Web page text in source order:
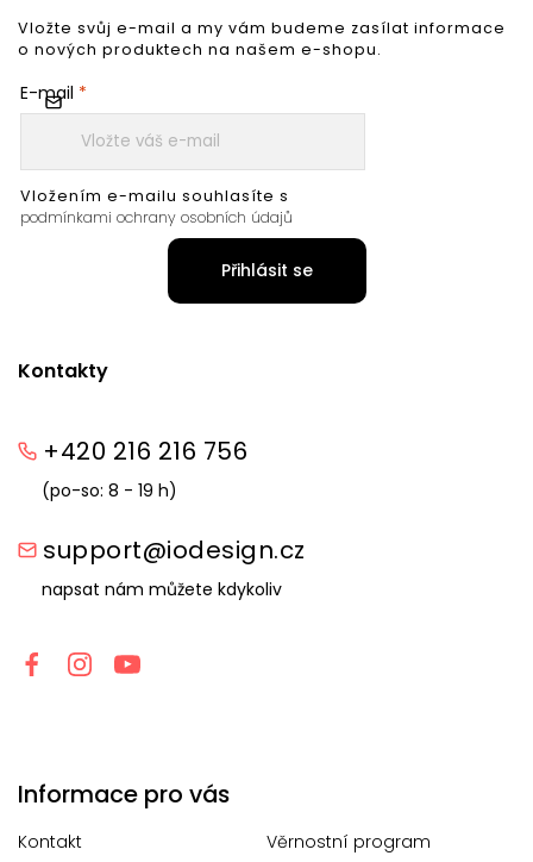
Kontakty
+420 216 216 756
(po-so: 8 - 19 h)
support@iodesign.cz
napsat nám můžete kdykoliv
Informace pro vás
Kontakt
Věrnostní program
Vložte svůj e-mail a my vám budeme zasílat informace
o nových produktech na našem e-shopu.
E-mail
Vložením e-mailu souhlasíte s
podmínkami ochrany osobních údajů
Přihlásit se